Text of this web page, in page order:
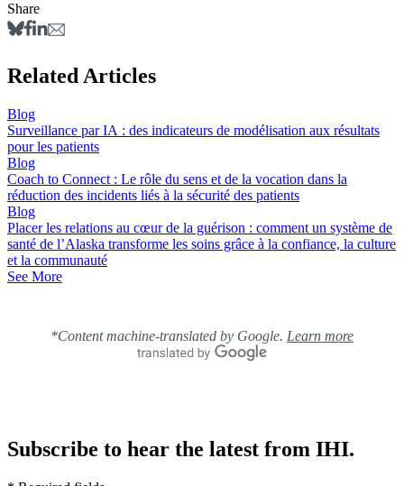
Share
Related Articles
Blog
Surveillance par IA : des indicateurs de modélisation aux résultats
pour les patients
Blog
Coach to Connect : Le rôle du sens et de la vocation dans la
réduction des incidents liés à la sécurité des patients
Blog
Placer les relations au cœur de la guérison : comment un système de
santé de l’Alaska transforme les soins grâce à la confiance, la culture
et la communauté
See More
*Content machine-translated by Google. Learn more
Subscribe to hear the latest from IHI.